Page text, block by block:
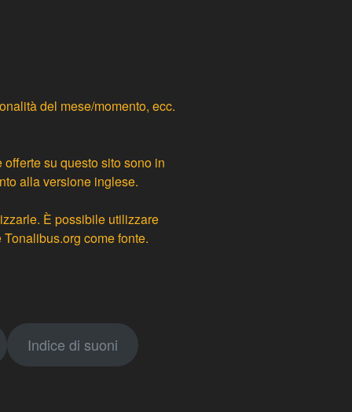
del mese/momento, ecc.
su questo sito sono in
alla versione inglese.
È possibile utilizzare
come fonte.
Indice di suoni